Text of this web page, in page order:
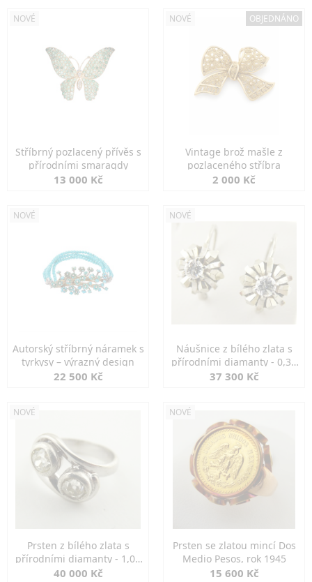
NOVÉ
Stříbrný pozlacený přívěs s
přírodními smaragdy
13 000 Kč
NOVÉ OBJEDNÁNO
Vintage brož mašle z
pozlaceného stříbra
2 000 Kč
NOVÉ
Autorský stříbrný náramek s
tyrkysy – výrazný design
22 500 Kč
NOVÉ
Náušnice z bílého zlata s
přírodními diamanty - 0,30
ct
37 300 Kč
NOVÉ
Prsten z bílého zlata s
přírodními diamanty - 1,00
ct
40 000 Kč
NOVÉ
Prsten se zlatou mincí Dos
Medio Pesos, rok 1945
15 600 Kč